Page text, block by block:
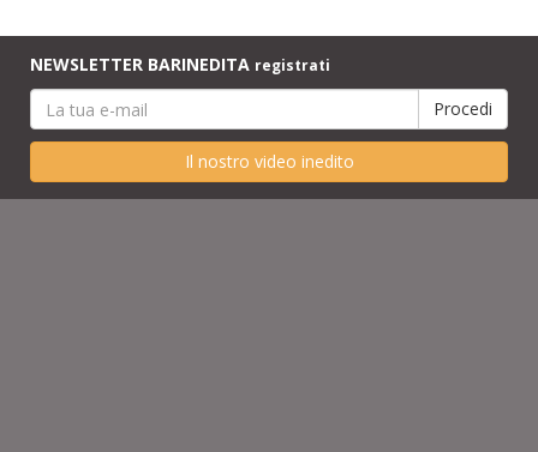
NEWSLETTER BARINEDITA registrati
Il nostro video inedito